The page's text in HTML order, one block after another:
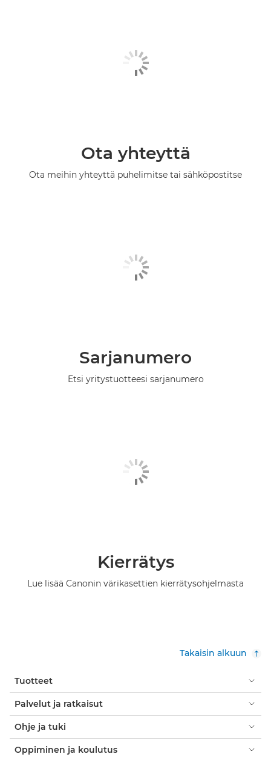
Ota yhteyttä
Ota meihin yhteyttä puhelimitse tai sähköpostitse
Sarjanumero
Etsi yritystuotteesi sarjanumero
Kierrätys
Lue lisää Canonin värikasettien kierrätysohjelmasta
Takaisin alkuun
Tuotteet
Palvelut ja ratkaisut
Ohje ja tuki
Oppiminen ja koulutus